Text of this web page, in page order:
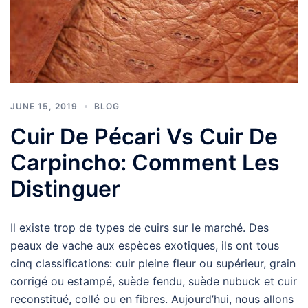
JUNE 15, 2019 BLOG
Cuir De Pécari Vs Cuir De
Carpincho: Comment Les
Distinguer
Il existe trop de types de cuirs sur le marché. Des
peaux de vache aux espèces exotiques, ils ont tous
cinq classifications: cuir pleine fleur ou supérieur, grain
corrigé ou estampé, suède fendu, suède nubuck et cuir
reconstitué, collé ou en fibres. Aujourd’hui, nous allons